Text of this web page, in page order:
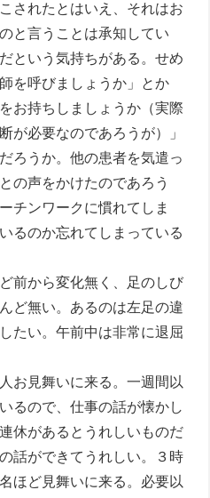
されたとはいえ、それはお
と言うことは承知してい
という気持ちがある。せめ
を呼びましょうか」とか
お持ちしましょうか（実際
が必要なのであろうが）」
ろうか。他の患者を気遣っ
の声をかけたのであろう
チンワークに慣れてしま
るのか忘れてしまっている
前から変化無く、足のしび
ど無い。あるのは左足の違
たい。午前中は非常に退屈
お見舞いに来る。一週間以
るので、仕事の話が懐かし
休があるとうれしいものだ
話ができてうれしい。３時
ほど見舞いに来る。必要以